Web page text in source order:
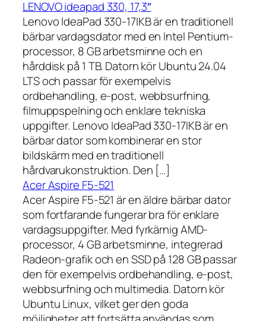
LENOVO ideapad 330, 17,3″
Lenovo IdeaPad 330-17IKB är en traditionell
bärbar vardagsdator med en Intel Pentium-
processor, 8 GB arbetsminne och en
hårddisk på 1 TB. Datorn kör Ubuntu 24.04
LTS och passar för exempelvis
ordbehandling, e-post, webbsurfning,
filmuppspelning och enklare tekniska
uppgifter. Lenovo IdeaPad 330-17IKB är en
bärbar dator som kombinerar en stor
bildskärm med en traditionell
hårdvarukonstruktion. Den […]
Acer Aspire F5-521
Acer Aspire F5-521 är en äldre bärbar dator
som fortfarande fungerar bra för enklare
vardagsuppgifter. Med fyrkärnig AMD-
processor, 4 GB arbetsminne, integrerad
Radeon-grafik och en SSD på 128 GB passar
den för exempelvis ordbehandling, e-post,
webbsurfning och multimedia. Datorn kör
Ubuntu Linux, vilket ger den goda